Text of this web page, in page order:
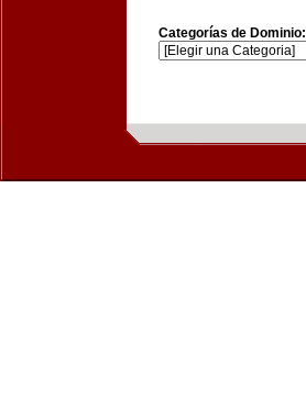
Categorías de Dominio: